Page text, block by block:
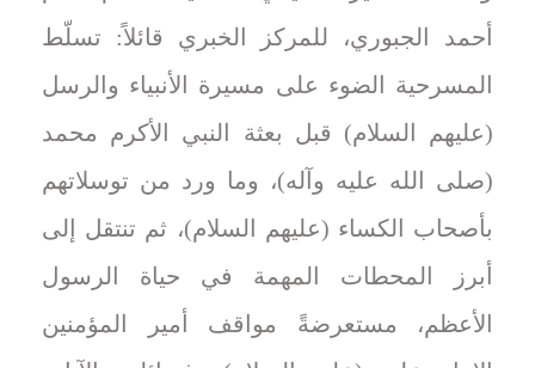
أحمد الجبوري، للمركز الخبري قائلاً: تسلّط
المسرحية الضوء على مسيرة الأنبياء والرسل
(عليهم السلام) قبل بعثة النبي الأكرم محمد
(صلى الله عليه وآله)، وما ورد من توسلاتهم
بأصحاب الكساء (عليهم السلام)، ثم تنتقل إلى
أبرز المحطات المهمة في حياة الرسول
الأعظم، مستعرضةً مواقف أمير المؤمنين